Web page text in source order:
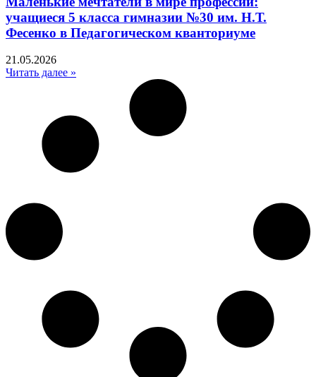
учащиеся 5 класса гимназии №30 им. Н.Т.
Фесенко в Педагогическом кванториуме
21.05.2026
Читать далее »